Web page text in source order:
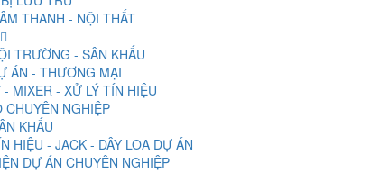
THANH - NỘI THẤT
TRƯỜNG - SÂN KHẤU
ÁN - THƯƠNG MẠI
- MIXER - XỬ LÝ TÍN HIỆU
CHUYÊN NGHIỆP
KHẤU
HIỆU - JACK - DÂY LOA DỰ ÁN
DỰ ÁN CHUYÊN NGHIỆP